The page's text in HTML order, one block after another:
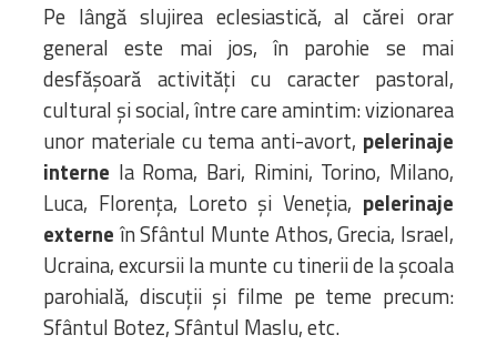
Pe lângă slujirea eclesiastică, al cărei orar
general este mai jos, în parohie se mai
desfășoară activităţi cu caracter pastoral,
cultural și social, între care amintim: vizionarea
unor materiale cu tema anti-avort, pelerinaje
interne la Roma, Bari, Rimini, Torino, Milano,
Luca, Florența, Loreto și Veneţia, pelerinaje
externe în Sfântul Munte Athos, Grecia, Israel,
Ucraina, excursii la munte cu tinerii de la şcoala
parohială, discuţii și filme pe teme precum:
Sfântul Botez, Sfântul Maslu, etc.